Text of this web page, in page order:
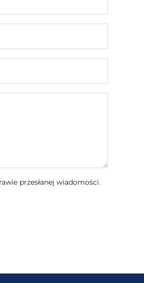
przesłanej wiadomości.